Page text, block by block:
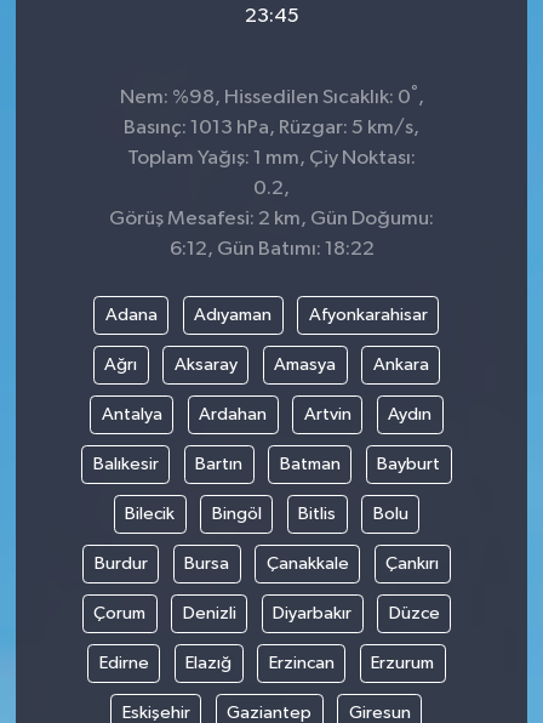
23:45
Nem: %98, Hissedilen Sıcaklık: 0° ,
Basınç: 1013 hPa, Rüzgar: 5 km/s,
Toplam Yağış: 1 mm, Çiy Noktası:
0.2,
Görüş Mesafesi: 2 km, Gün Doğumu:
6:12, Gün Batımı: 18:22
Adana Adıyaman Afyonkarahisar
Ağrı Aksaray Amasya Ankara
Antalya Ardahan Artvin Aydın
Balıkesir Bartın Batman Bayburt
Bilecik Bingöl Bitlis Bolu
Burdur Bursa Çanakkale Çankırı
Çorum Denizli Diyarbakır Düzce
Edirne Elazığ Erzincan Erzurum
Eskişehir Gaziantep Giresun